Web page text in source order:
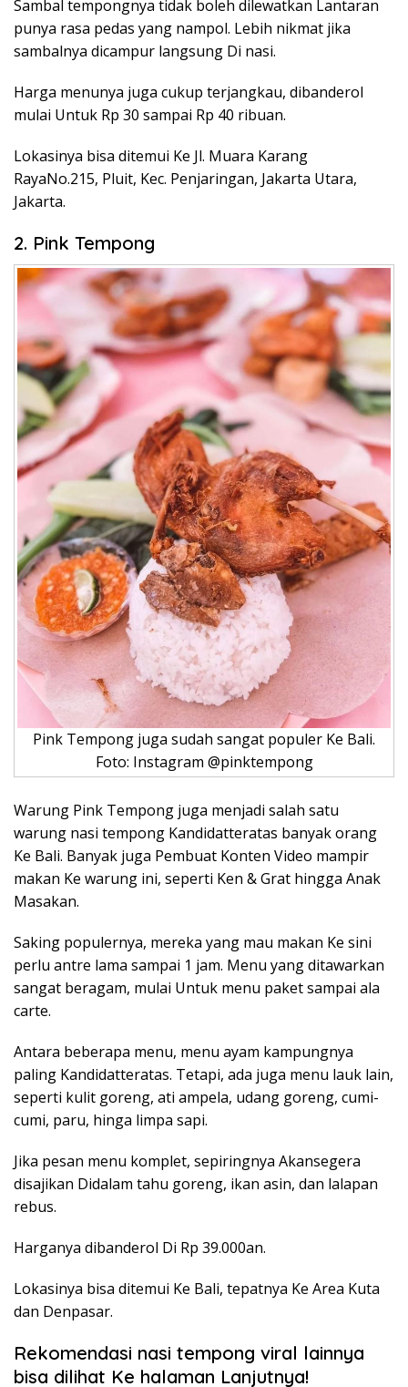
Sambal tempongnya tidak boleh dilewatkan Lantaran
punya rasa pedas yang nampol. Lebih nikmat jika
sambalnya dicampur langsung Di nasi.
Harga menunya juga cukup terjangkau, dibanderol
mulai Untuk Rp 30 sampai Rp 40 ribuan.
Lokasinya bisa ditemui Ke Jl. Muara Karang
RayaNo.215, Pluit, Kec. Penjaringan, Jakarta Utara,
Jakarta.
2. Pink Tempong
Pink Tempong juga sudah sangat populer Ke Bali.
Foto: Instagram @pinktempong
Warung Pink Tempong juga menjadi salah satu
warung nasi tempong Kandidatteratas banyak orang
Ke Bali. Banyak juga Pembuat Konten Video mampir
makan Ke warung ini, seperti Ken & Grat hingga Anak
Masakan.
Saking populernya, mereka yang mau makan Ke sini
perlu antre lama sampai 1 jam. Menu yang ditawarkan
sangat beragam, mulai Untuk menu paket sampai ala
carte.
Antara beberapa menu, menu ayam kampungnya
paling Kandidatteratas. Tetapi, ada juga menu lauk lain,
seperti kulit goreng, ati ampela, udang goreng, cumi-
cumi, paru, hinga limpa sapi.
Jika pesan menu komplet, sepiringnya Akansegera
disajikan Didalam tahu goreng, ikan asin, dan lalapan
rebus.
Harganya dibanderol Di Rp 39.000an.
Lokasinya bisa ditemui Ke Bali, tepatnya Ke Area Kuta
dan Denpasar.
Rekomendasi nasi tempong viral lainnya
bisa dilihat Ke halaman Lanjutnya!